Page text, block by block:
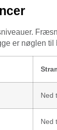
er nøglen
Ned
Ned